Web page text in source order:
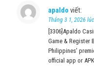
apaldo viết:
Tháng 3 1, 2026
[3306]Apaldo
Game & Register
Philippines’
official app or